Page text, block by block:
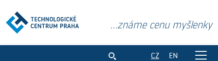
...známe cenu myšlenky
CZ EN